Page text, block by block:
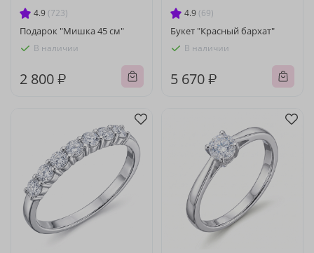
4.9 (723)
Подарок "Мишка 45 см"
В наличии
2 800 ₽
4.9 (69)
Букет "Красный бархат"
В наличии
5 670 ₽